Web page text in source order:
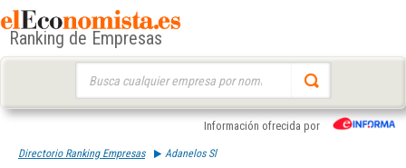
Ranking de Empresas
Información ofrecida por
Directorio Ranking Empresas Adanelos Sl